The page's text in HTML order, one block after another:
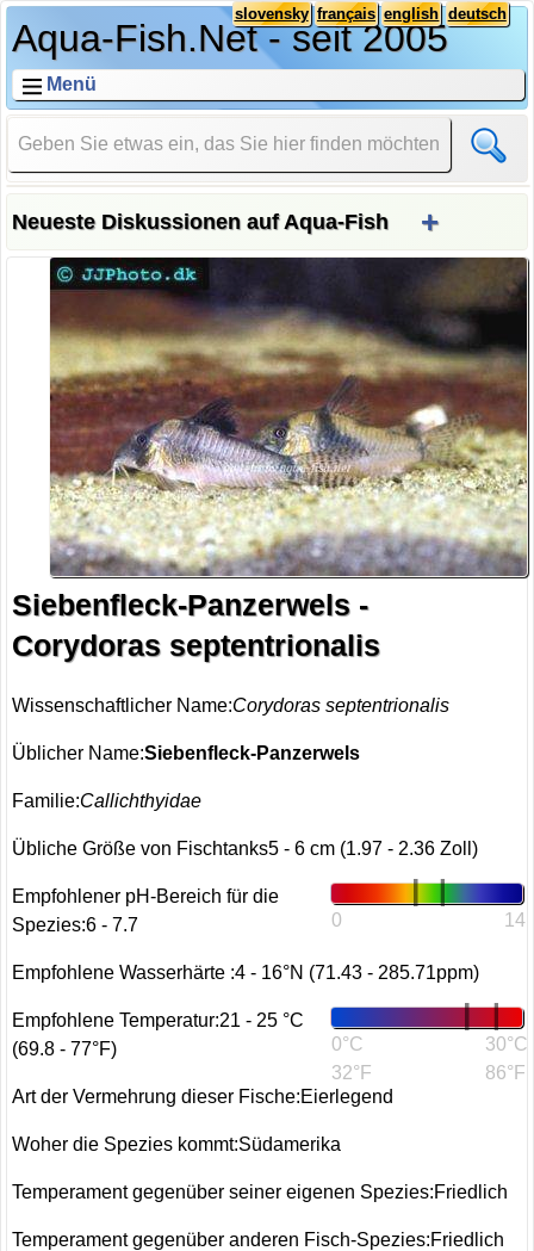
Aqua-Fish.Net - seit 2005
deutsch
english
français
slovensky
Menü
Neueste Diskussionen auf Aqua-Fish +
Siebenfleck-Panzerwels -
Corydoras septentrionalis
Wissenschaftlicher Name:Corydoras septentrionalis
Üblicher Name:Siebenfleck-Panzerwels
Familie:Callichthyidae
Übliche Größe von Fischtanks5 - 6 cm (1.97 - 2.36 Zoll)
0 14
Empfohlener pH-Bereich für die
Spezies:6 - 7.7
Empfohlene Wasserhärte :4 - 16°N (71.43 - 285.71ppm)
0°C
32°F
30°C
86°F
Empfohlene Temperatur:21 - 25 °C
(69.8 - 77°F)
Art der Vermehrung dieser Fische:Eierlegend
Woher die Spezies kommt:Südamerika
Temperament gegenüber seiner eigenen Spezies:Friedlich
Temperament gegenüber anderen Fisch-Spezies:Friedlich